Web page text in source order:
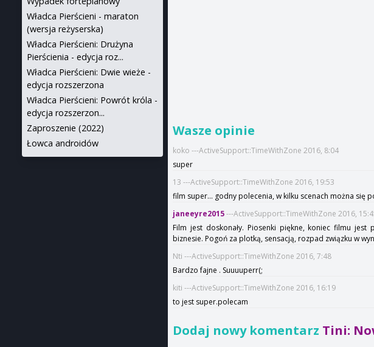
Wasze opinie
koko ---ActiveSupport::TimeWithZone 2016, 8:04
super
13 ---ActiveSupport::TimeWithZone 2016, 19:53
film super... godny polecenia, w kilku scenach można się
janeeyre2015---ActiveSupport::TimeWithZone 2016,
Film jest doskonały. Piosenki piękne, koniec filmu
biznesie. Pogoń za plotką, sensacją, rozpad związku w
Nti ---ActiveSupport::TimeWithZone 2016, 7:48
Bardzo fajne . Suuuuperr(;
kiti ---ActiveSupport::TimeWithZone 2016, 16:19
to jest super.polecam
Dodaj nowy komentarz Tini:
Władca Pierścieni - maraton
(wersja reżyserska)
Władca Pierścieni: Drużyna
Pierścienia - edycja roz...
Władca Pierścieni: Dwie wieże -
edycja rozszerzona
Władca Pierścieni: Powrót króla -
edycja rozszerzon...
Zaproszenie (2022)
Łowca androidów